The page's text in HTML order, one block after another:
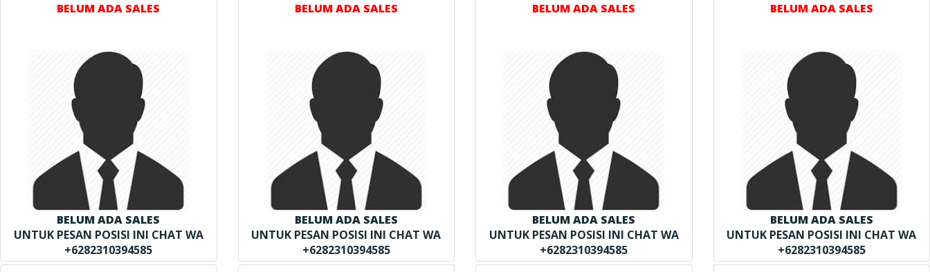
BELUM ADA SALES
BELUM ADA SALES
UNTUK PESAN POSISI INI CHAT WA
+6282310394585
BELUM ADA SALES
BELUM ADA SALES
UNTUK PESAN POSISI INI CHAT WA
+6282310394585
BELUM ADA SALES
BELUM ADA SALES
UNTUK PESAN POSISI INI CHAT WA
+6282310394585
BELUM ADA SALES
BELUM ADA SALES
UNTUK PESAN POSISI INI CHAT WA
+6282310394585